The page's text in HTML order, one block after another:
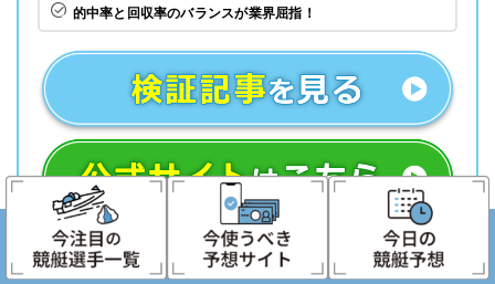
的中率と回収率のバランスが業界屈指！